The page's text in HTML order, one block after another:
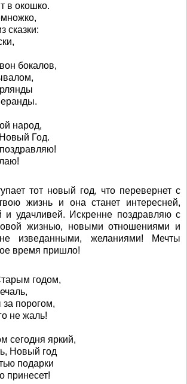
в окошко.
сказки:
бокалов,
народ,
Год.
тот новый год, что перевернет с
жизнь и она станет интересней,
и удачливей. Искренне поздравляю с
жизнью, новыми отношениями и
изведанными, желаниями! Мечты
время пришло!
годом,
порогом,
не жаль!
сегодня яркий,
Новый год
подарки
принесет!